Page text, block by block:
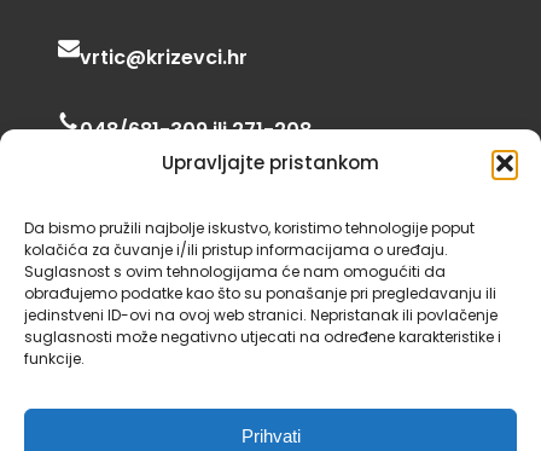
Upravljajte pristankom
Da bismo pružili najbolje iskustvo, koristimo tehnologije poput
kolačića za čuvanje i/ili pristup informacijama o uređaju.
Suglasnost s ovim tehnologijama će nam omogućiti da
obrađujemo podatke kao što su ponašanje pri pregledavanju ili
jedinstveni ID-ovi na ovoj web stranici. Nepristanak ili povlačenje
suglasnosti može negativno utjecati na određene karakteristike i
funkcije.
Prihvati
vrtic@krizevci.hr
048/681-309 ili 271-208
Dječji vrtić Križevci 2024., neke fotografije i
ikone preuzete su saUnsplash